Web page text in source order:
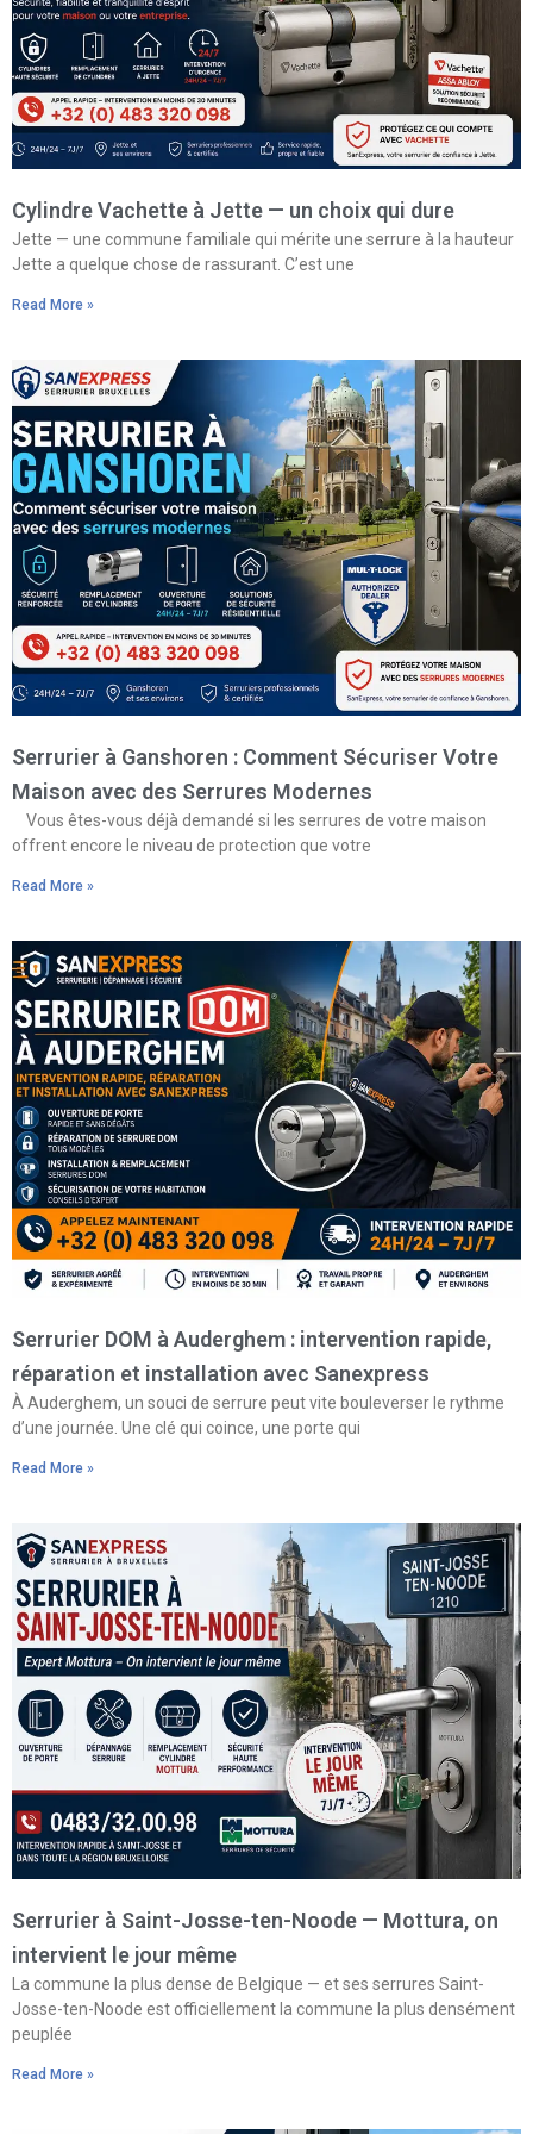
Cylindre Vachette à Jette — un choix qui dure
Jette — une commune familiale qui mérite une serrure à la hauteur
Jette a quelque chose de rassurant. C’est une
Read More »
Serrurier à Ganshoren : Comment Sécuriser Votre
Maison avec des Serrures Modernes
Vous êtes-vous déjà demandé si les serrures de votre maison
offrent encore le niveau de protection que votre
Read More »
Serrurier DOM à Auderghem : intervention rapide,
réparation et installation avec Sanexpress
À Auderghem, un souci de serrure peut vite bouleverser le rythme
d’une journée. Une clé qui coince, une porte qui
Read More »
Serrurier à Saint-Josse-ten-Noode — Mottura, on
intervient le jour même
La commune la plus dense de Belgique — et ses serrures Saint-
Josse-ten-Noode est officiellement la commune la plus densément
peuplée
Read More »